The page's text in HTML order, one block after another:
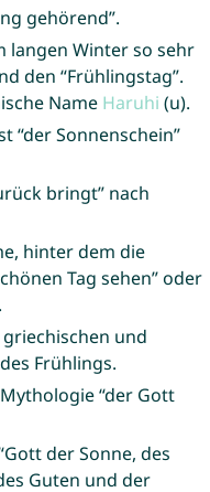
gehörend”.
langen Winter so sehr
den “Frühlingstag”.
Name Haruhi (u).
“der Sonnenschein”
bringt” nach
hinter dem die
Tag sehen” oder
und
Frühlings.
“der Gott
der Sonne, des
Guten und der